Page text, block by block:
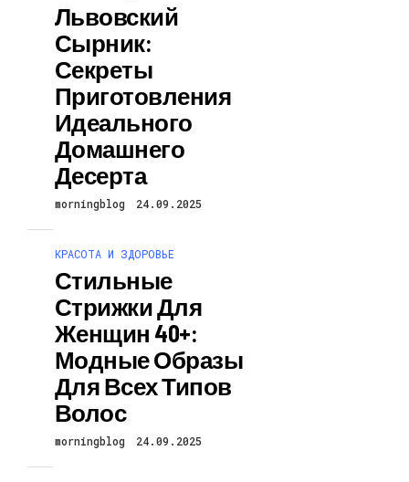
Львовский
Сырник:
Секреты
Приготовления
Идеального
Домашнего
Десерта
morningblog 24.09.2025
КРАСОТА И ЗДОРОВЬЕ
Стильные
Стрижки Для
Женщин 40+:
Модные Образы
Для Всех Типов
Волос
morningblog 24.09.2025